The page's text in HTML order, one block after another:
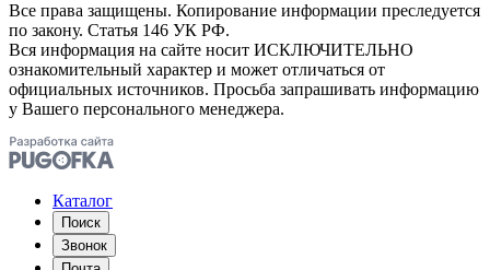
Все права защищены. Копирование информации преследуется
по закону. Статья 146 УК РФ.
Вся информация на сайте носит ИСКЛЮЧИТЕЛЬНО
ознакомительный характер и может отличаться от
официальных источников. Просьба запрашивать информацию
у Вашего персонального менеджера.
Каталог
Поиск
Звонок